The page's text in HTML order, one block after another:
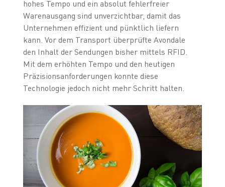
hohes Tempo und ein absolut fehlerfreier
Warenausgang sind unverzichtbar, damit das
Unternehmen effizient und pünktlich liefern
kann. Vor dem Transport überprüfte Avondale
den Inhalt der Sendungen bisher mittels RFID.
Mit dem erhöhten Tempo und den heutigen
Präzisionsanforderungen konnte diese
Technologie jedoch nicht mehr Schritt halten.